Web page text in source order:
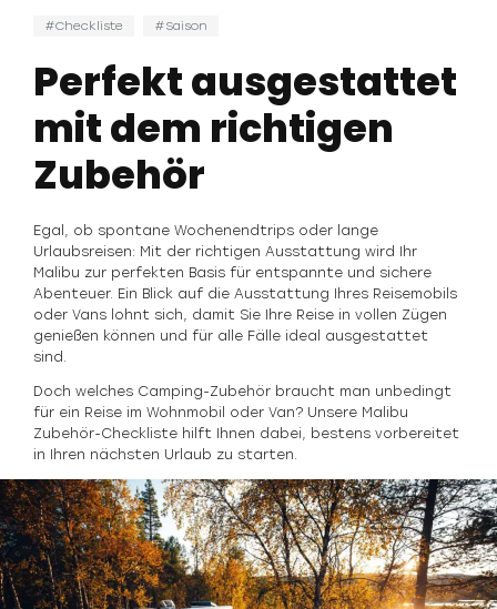
Checkliste Saison
Perfekt ausgestattet
mit dem richtigen
Zubehör
Egal, ob spontane Wochenendtrips oder lange
Urlaubsreisen: Mit der richtigen Ausstattung wird Ihr
Malibu zur perfekten Basis für entspannte und sichere
Abenteuer. Ein Blick auf die Ausstattung Ihres Reisemobils
oder Vans lohnt sich, damit Sie Ihre Reise in vollen Zügen
genießen können und für alle Fälle ideal ausgestattet
sind.
Doch welches Camping-Zubehör braucht man unbedingt
für ein Reise im Wohnmobil oder Van? Unsere Malibu
Zubehör-Checkliste hilft Ihnen dabei, bestens vorbereitet
in Ihren nächsten Urlaub zu starten.